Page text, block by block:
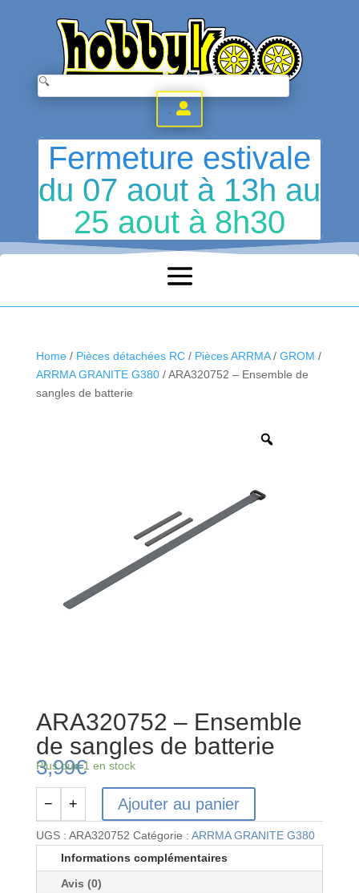
.
Fermeture estivale
du 07 aout à 13h au
25 aout à 8h30
Home/ Pièces détachées RC/ Pièces ARRMA/ GROM /
ARRMA GRANITE G380/ ARA320752 – Ensemble de
sangles de batterie
ARA320752 – Ensemble
de sangles de batterie
3,99€
Plus que 1 en stock
quantité
de
ARA320752
Ensemble
− + Ajouter au panier
UGS : ARA320752 Catégorie : ARRMA GRANITE G380
Informations complémentaires
Avis (0)